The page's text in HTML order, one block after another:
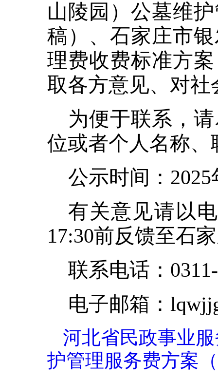
山陵园）公墓维
稿）、石家庄市
理费收费标准方
取各方意见、对
为便于联系，
位或者个人名称
公示时间：
有关意见请以
17:30前反馈至石
联系电话：
电子邮箱：
河北省民政事业
护管理服务费方案